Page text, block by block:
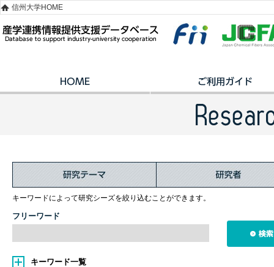
信州大学HOME
キーワードによって研究シーズを絞り込むことができます。
フリーワード
キーワード一覧